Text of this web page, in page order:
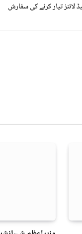
لائنز تیار کرنے کی سفارش